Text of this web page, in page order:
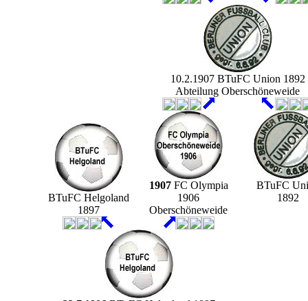
10.2.1907 BTuFC Union 1892
Abteilung Oberschöneweide
BTuFC Helgoland
1897
1907FC Olympia
1906
Oberschöneweide
BTuFC
1892